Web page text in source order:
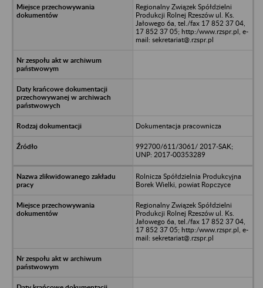
Regionalny Związek Spółdzielni
Produkcji Rolnej Rzeszów ul. Ks.
Jałowego 6a, tel./fax 17 852 37 04,
17 852 37 05; http:/www.rzspr.pl, e-
mail: sekretariat@.rzspr.pl
Dokumentacja pracownicza
992700/611/3061/ 2017-SAK;
UNP: 2017-00353289
Rolnicza Spółdzielnia Produkcyjna
Borek Wielki, powiat Ropczyce
Regionalny Związek Spółdzielni
Produkcji Rolnej Rzeszów ul. Ks.
Jałowego 6a, tel./fax 17 852 37 04,
17 852 37 05; http:/www.rzspr.pl, e-
mail: sekretariat@.rzspr.pl